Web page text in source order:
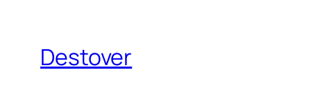
Destover